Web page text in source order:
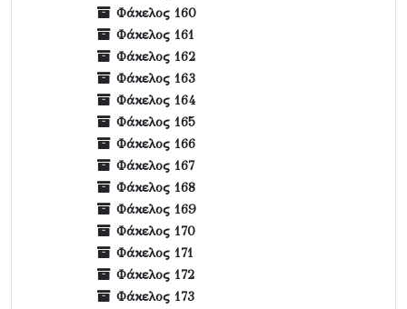
Φάκελος 160
Φάκελος 161
Φάκελος 162
Φάκελος 163
Φάκελος 164
Φάκελος 165
Φάκελος 166
Φάκελος 167
Φάκελος 168
Φάκελος 169
Φάκελος 170
Φάκελος 171
Φάκελος 172
Φάκελος 173